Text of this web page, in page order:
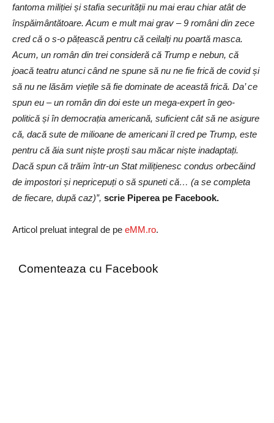
fantoma miliției și stafia securității nu mai erau chiar atât de
înspăimântătoare. Acum e mult mai grav – 9 români din zece
cred că o s-o pățească pentru că ceilalți nu poartă masca.
Acum, un român din trei consideră că Trump e nebun, că
joacă teatru atunci când ne spune să nu ne fie frică de covid și
să nu ne lăsăm viețile să fie dominate de această frică. Da’ ce
spun eu – un român din doi este un mega-expert în geo-
politică și în democrația americană, suficient cât să ne asigure
că, dacă sute de milioane de americani îl cred pe Trump, este
pentru că ăia sunt niște proști sau măcar niște inadaptați.
Dacă spun că trăim într-un Stat milițienesc condus orbecăind
de impostori și nepricepuți o să spuneti că… (a se completa
de fiecare, după caz)”, scrie Piperea pe Facebook.
Articol preluat integral de pe eMM.ro.
Comenteaza cu Facebook